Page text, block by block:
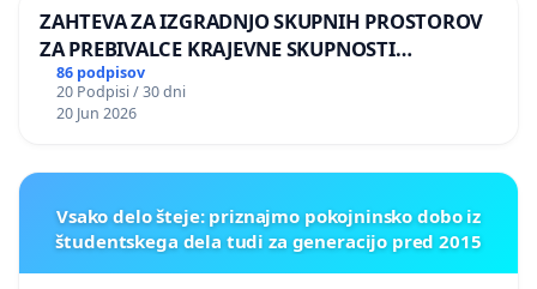
ZAHTEVA ZA IZGRADNJO SKUPNIH PROSTOROV
ZA PREBIVALCE KRAJEVNE SKUPNOSTI
PRESTRANEK
86 podpisov
20 Podpisi / 30 dni
20 Jun 2026
Vsako delo šteje: priznajmo pokojninsko dobo iz
študentskega dela tudi za generacijo pred 2015